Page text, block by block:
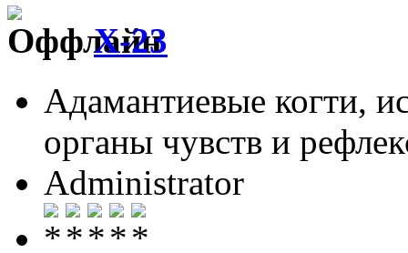
X-23
Адамантиевые когти,
органы чувств и
Administrator